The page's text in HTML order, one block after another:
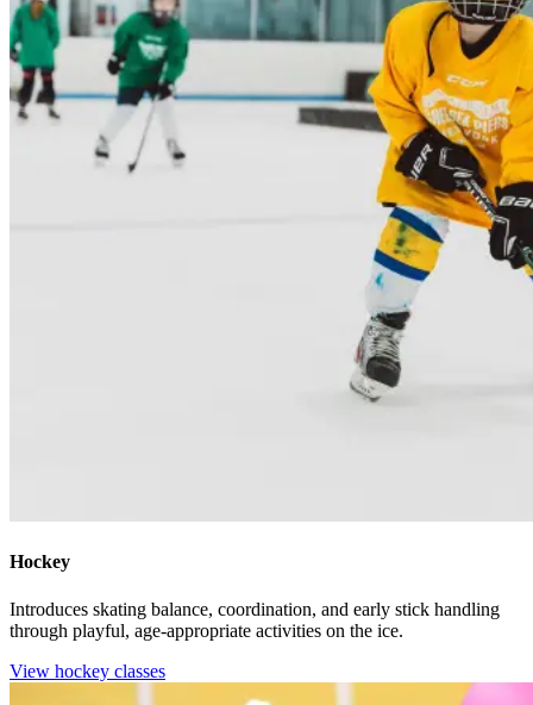
Hockey​​​​‌ ‍ ​‍​‍‌‍ ‌ ​‍‌‍‍‌‌‍‌ ‌‍‍‌‌‍ ‍​‍​‍​ ‍‍​‍​‍‌ ​ ‌‍​‌‌‍ ‍‌‍‍‌‌ ‌​‌ ‍‌​‍ ‍‌‍‍‌‌‍ ​‍​‍​‍ ​​‍​‍‌‍‍​‌ ​‍‌‍‌‌‌‍‌‍​‍​‍​ ‍‍​‍​‍‌‍‍​‌ ‌​‌ ‌​‌ ​​‌ ​ ​ ‍‍​‍ ​‍ ‌‍​ ‌‍‍​‌‍‌‌‌‍ ​‌ ​ ‌‍‌‌‌‍​‌‌ ​​‌‍‍‌‌‍‌‌‌ ​‍‌ ​ ​‍ ‍‌ ​ ‌‍​‌‌‍ ‍‌‍‍‌‌ ‌​‌ ‍‌​‍ ‍‌ ​ ‌ ‌​‌ ‌‌‌‍‌​‌‍‍‌‌‍ ​‍ ‌‍‍‌‌‍ ‍‌ ‌​‌‍‌‌‌‍ ‍‌ ‌​​‍ ‌‍‌‌‌‍‌​‌‍‍‌‌ ‌​​‍ ‌‍ ‌‌‍ ‌‍‌​‌‍‌‌​ ‌‌ ​​‌ ​‍‌‍‌‌‌ ​ ‌‍‌‌‌‍ ‍‌ ‌​‌‍​‌‌ ‌​‌‍‍‌‌‍ ‌‍ ‍​ ‍ ‌‍‍‌‌‍‌​​ ‌​ ‍‌​ ‍‌​ ​​​ ‍‌‌‍‌‌​ ‌‌‌‍‌​​ ‌‌​‍ ‌‌‍‌‍​ ​‍‌‍​‌​ ‍‌​‍ ‌​ ‌​​ ‍​‌‍‌‍‌‍​ ​‍ ‌‌‍​‌​ ‌ ​ ‍​​ ‌‌​‍ ‌‌‍​‍​ ‌‌‌‍‌​​ ‌ ​ ‌ ​ ​‍​ ‌‌​ ‌‍​ ‍​​ ​‌​ ​‌‌‍​‍​ ‍ ‌ ‌​‌ ‍‌‌ ​​‌‍‌‌​ ‌‌ ‌‍‌‍‌‌‌‍ ‍‌ ‌‌‌‍‌‌‌‌​ ‌‍ ​‌ ‌‌‌‍‌ ‌‌​​‌‍​‌‌‍‌ ‌‍‌‌​ ‍ ‌ ​​‌‍​‌‌ ‌​‌‍‍​​ ‌‌ ​​‌‍​‌‌‍‌ ‌‍‌‌‌​​‍‌ ‌‌‌‍‍‌‌‍ ​‌‍‌​‌‍‌‌‌ ​‍​‍‌‌​ ‌‌‌​​‍‌‌ ‌‍‍ ‌‍‌‌‌ ‍‌​‍‌‌​ ​ ‌​‌​​‍‌‌​ ​ ‌​‌​​‍‌‌​ ​‍​ ​‍​ ​​​ ‌‌‌‍​ ​ ‍‌​ ‌ ​ ​​​ ‍‌​ ‌ ​ ‌‍​ ​‍​ ​‍​ ​‌​‍‌‌​ ​‍​ ​‍​‍‌‌​ ‌‌‌​‌​​‍ ‍‌ ‌​‌‍​‌‌‍​‍‌ ​ ​‍‌‌​ ‌‌‌​​‍‌‌ ‌‍‍ ‌‍‌‌‌ ‍‌​‍‌‌​ ​ ‌​‌​​‍‌‌​ ​ ‌​‌​​‍‌‌​ ​‍​ ​‍‌‍‌‌‌‍‌​​ ‌‍‌‍‌​​ ​​​ ​‌​ ‌‌​ ​‍‌‍​‍​ ‌ ‌‍‌‌​ ​‌​‍‌‌​ ​‍​ ​‍​‍‌‌​ ‌‌‌​‌​​‍ ‍‌‍​ ‌‍ ‌‍ ‍‌ ‌​‌‍‌‌‌‍ ‍‌ ‌​​‍‌‌​ ‌‌‌​​‍‌‌ ‌‍‍ ‌‍‌‌‌ ‍‌​‍‌‌​ ​ ‌​‌​​‍‌‌​ ​ ‌​‌​​‍‌‌​ ​‍​ ​‍​ ‌ ​ ‌​​ ​‍​ ‌‍​ ‌‌‌‍​ ​ ‍‌​ ​‌​ ‍​​ ​‍​ ​ ​ ‌ ​ ‌​‌‍​ ​ ‌​‌‍‌‌​ ​‍‌‍​‍‌‍​ ​ ‌‌‌‍‌​‌‍‌​​ ‌ ‌‍​ ​ ​ ​ ‌ ‌‍‌‌​ ‍​​ ‌ ​ ‍​​ ‌​​ ​‍​‍‌‌​ ​‍​ ​‍​‍‌‌​ ‌‌‌​‌​​‍ ‍‌ ‌​‌‍‍‌‌ ‌​‌‍ ​‌‍‌‌​ ‌‍​‍‌‍​‌‌ ​ ‌‍‌‌‌‌‌‌‌ ​‍‌‍ ​​ ‌‌‍‍​‌ ‌​‌ ‌​‌ ​​‌ ​ ​‍‌‌​ ​ ‌​​‌​‍‌‌​ ​‍‌​‌‍​‍‌‌​ ​‍‌​‌‍‌‍​ ‌‍‍​‌‍‌‌‌‍ ​‌ ​ ‌‍‌‌‌‍​‌‌ ​​‌‍‍‌‌‍‌‌‌ ​‍‌ ​ ​‍ ‍‌ ​ ‌‍​‌‌‍ ‍‌‍‍‌‌ ‌​‌ ‍‌​‍ ‍‌ ​ ‌ ‌​‌ ‌‌‌‍‌​‌‍‍‌‌‍ ​‍‌‍‌‍‍‌‌‍‌​​ ‌​ ‍‌​ ‍‌​ ​​​ ‍‌‌‍‌‌​ ‌‌‌‍‌​​ ‌‌​‍ ‌‌‍‌‍​ ​‍‌‍​‌​ ‍‌​‍ ‌​ ‌​​ ‍​‌‍‌‍‌‍​ ​‍ ‌‌‍​‌​ ‌ ​ ‍​​ ‌‌​‍ ‌‌‍​‍​ ‌‌‌‍‌​​ ‌ ​ ‌ ​ ​‍​ ‌‌​ ‌‍​ ‍​​ ​‌​ ​‌‌‍​‍​‍‌‍‌ ‌​‌ ‍‌‌ ​​‌‍‌‌​ ‌‌ ‌‍‌‍‌‌‌‍ ‍‌ ‌‌‌‍‌‌‌‌​ ‌‍ ​‌ ‌‌‌‍‌ ‌‌​​‌‍​‌‌‍‌ ‌‍‌‌​‍‌‍‌ ​​‌‍​‌‌ ‌​‌‍‍​​ ‌‌ ​​‌‍​‌‌‍‌ ‌‍‌‌‌​​‍‌ ‌‌‌‍‍‌‌‍ ​‌‍‌​‌‍‌‌‌ ​‍​‍‌‌​ ‌‌‌​​‍‌‌ ‌‍‍ ‌‍‌‌‌ ‍‌​‍‌‌​ ​ ‌​‌​​‍‌‌​ ​ ‌​‌​​‍‌‌​ ​‍​ ​‍​ ​​​ ‌‌‌‍​ ​ ‍‌​ ‌ ​ ​​​ ‍‌​ ‌ ​ ‌‍​ ​‍​ ​‍​ ​‌​‍‌‌​ ​‍​ ​‍​‍‌‌​ ‌‌‌​‌​​‍ ‍‌ ‌​‌‍​‌‌‍​‍‌ ​ ​‍‌‌​ ‌‌‌​​‍‌‌ ‌‍‍ ‌‍‌‌‌ ‍‌​‍‌‌​ ​ ‌​‌​​‍‌‌​ ​ ‌​‌​​‍‌‌​ ​‍​ ​‍‌‍‌‌‌‍‌​​ ‌‍‌‍‌​​ ​​​ ​‌​ ‌‌​ ​‍‌‍​‍​ ‌ ‌‍‌‌​ ​‌​‍‌‌​ ​‍​ ​‍​‍‌‌​ ‌‌‌​‌​​‍ ‍‌‍​ ‌‍ ‌‍ ‍‌ ‌​‌‍‌‌‌‍ ‍‌ ‌​​‍‌‌​ ‌‌‌​​‍‌‌ ‌‍‍ ‌‍‌‌‌ ‍‌​‍‌‌​ ​ ‌​‌​​‍‌‌​ ​ ‌​‌​​‍‌‌​ ​‍​ ​‍​ ‌ ​ ‌​​ ​‍​ ‌‍​ ‌‌‌‍​ ​ ‍‌​ ​‌​ ‍​​ ​‍​ ​ ​ ‌ ​ ‌​‌‍​ ​ ‌​‌‍‌‌​ ​‍‌‍​‍‌‍​ ​ ‌‌‌‍‌​‌‍‌​​ ‌ ‌‍​ ​ ​ ​ ‌ ‌‍‌‌​ ‍​​ ‌ ​ ‍​​ ‌​​ ​‍​‍‌‌​ ​‍​ ​‍​‍‌‌​ ‌‌‌​‌​​‍ ‍‌ ‌​‌‍‍‌‌ ‌​‌‍ ​‌‍‌‌​‍‌‍‌ ​​‌‍‌‌‌ ​‍‌ ​ ‌ ​​‌‍‌‌‌‍​ ‌ ‌​‌‍‍‌‌ ‌‍‌‍‌‌​ ‌‌ ​​‌ ‌‌‌‍​‍‌‍ ​‌‍‍‌‌ ​ ‌‍‍​‌‍‌‌‌‍‌​​‍​‍‌ ‌
Introduces skating balance, coordination, and early stick handling
through playful, age-appropriate activities on the ice.​​​​‌ ‍ ​‍​‍‌‍ ‌ ​‍‌‍‍‌‌‍‌ ‌‍‍‌‌‍ ‍​‍​‍​ ‍‍​‍​‍‌ ​ ‌‍​‌‌‍ ‍‌‍‍‌‌ ‌​‌ ‍‌​‍ ‍‌‍‍‌‌‍ ​‍​‍​‍ ​​‍​‍‌‍‍​‌ ​‍‌‍‌‌‌‍‌‍​‍​‍​ ‍‍​‍​‍‌‍‍​‌ ‌​‌ ‌​‌ ​​‌ ​ ​ ‍‍​‍ ​‍ ‌‍​ ‌‍‍​‌‍‌‌‌‍ ​‌ ​ ‌‍‌‌‌‍​‌‌ ​​‌‍‍‌‌‍‌‌‌ ​‍‌ ​ ​‍ ‍‌ ​ ‌‍​‌‌‍ ‍‌‍‍‌‌ ‌​‌ ‍‌​‍ ‍‌ ​ ‌ ‌​‌ ‌‌‌‍‌​‌‍‍‌‌‍ ​‍ ‌‍‍‌‌‍ ‍‌ ‌​‌‍‌‌‌‍ ‍‌ ‌​​‍ ‌‍‌‌‌‍‌​‌‍‍‌‌ ‌​​‍ ‌‍ ‌‌‍ ‌‍‌​‌‍‌‌​ ‌‌ ​​‌ ​‍‌‍‌‌‌ ​ ‌‍‌‌‌‍ ‍‌ ‌​‌‍​‌‌ ‌​‌‍‍‌‌‍ ‌‍ ‍​ ‍ ‌‍‍‌‌‍‌​​ ‌​ ‍‌​ ‍‌​ ​​​ ‍‌‌‍‌‌​ ‌‌‌‍‌​​ ‌‌​‍ ‌‌‍‌‍​ ​‍‌‍​‌​ ‍‌​‍ ‌​ ‌​​ ‍​‌‍‌‍‌‍​ ​‍ ‌‌‍​‌​ ‌ ​ ‍​​ ‌‌​‍ ‌‌‍​‍​ ‌‌‌‍‌​​ ‌ ​ ‌ ​ ​‍​ ‌‌​ ‌‍​ ‍​​ ​‌​ ​‌‌‍​‍​ ‍ ‌ ‌​‌ ‍‌‌ ​​‌‍‌‌​ ‌‌ ‌‍‌‍‌‌‌‍ ‍‌ ‌‌‌‍‌‌‌‌​ ‌‍ ​‌ ‌‌‌‍‌ ‌‌​​‌‍​‌‌‍‌ ‌‍‌‌​ ‍ ‌ ​​‌‍​‌‌ ‌​‌‍‍​​ ‌‌ ​​‌‍​‌‌‍‌ ‌‍‌‌‌​​‍‌ ‌‌‌‍‍‌‌‍ ​‌‍‌​‌‍‌‌‌ ​‍​‍‌‌​ ‌‌‌​​‍‌‌ ‌‍‍ ‌‍‌‌‌ ‍‌​‍‌‌​ ​ ‌​‌​​‍‌‌​ ​ ‌​‌​​‍‌‌​ ​‍​ ​‍​ ​​​ ‌‌‌‍​ ​ ‍‌​ ‌ ​ ​​​ ‍‌​ ‌ ​ ‌‍​ ​‍​ ​‍​ ​‌​‍‌‌​ ​‍​ ​‍​‍‌‌​ ‌‌‌​‌​​‍ ‍‌ ‌​‌‍​‌‌‍​‍‌ ​ ​‍‌‌​ ‌‌‌​​‍‌‌ ‌‍‍ ‌‍‌‌‌ ‍‌​‍‌‌​ ​ ‌​‌​​‍‌‌​ ​ ‌​‌​​‍‌‌​ ​‍​ ​‍‌‍‌‌‌‍‌​​ ‌‍‌‍‌​​ ​​​ ​‌​ ‌‌​ ​‍‌‍​‍​ ‌ ‌‍‌‌​ ​‌​‍‌‌​ ​‍​ ​‍​‍‌‌​ ‌‌‌​‌​​‍ ‍‌‍​ ‌‍ ‌‍ ‍‌ ‌​‌‍‌‌‌‍ ‍‌ ‌​​‍‌‌​ ‌‌‌​​‍‌‌ ‌‍‍ ‌‍‌‌‌ ‍‌​‍‌‌​ ​ ‌​‌​​‍‌‌​ ​ ‌​‌​​‍‌‌​ ​‍​ ​‍​ ‌ ​ ‌​​ ​‍​ ‌‍​ ‌‌‌‍​ ​ ‍‌​ ​‌​ ‍​​ ​‍​ ​ ​ ‌ ​ ‌​‌‍​ ​ ‌​‌‍‌‌​ ​‍‌‍​‍‌‍​ ​ ‌‌‌‍‌​‌‍‌​​ ‌ ‌‍​ ​ ​ ​ ‌ ‌‍‌‌​ ‍​​ ‌ ​ ‍​​ ‌​​ ​‍​‍‌‌​ ​‍​ ​‍​‍‌‌​ ‌‌‌​‌​​‍ ‍‌ ​‍‌‍‍‌‌‍​ ‌‍‍​‌‌‌​‌‍‌‌‌ ‍​‌ ‌​​‍‌‌​ ‌‌‌​​‍‌‌ ‌‍‍ ‌‍‌‌‌ ‍‌​‍‌‌​ ​ ‌​‌​​‍‌‌​ ​ ‌​‌​​‍‌‌​ ​‍​ ​‍‌‍​‌​ ​‍​ ‌​​ ​‌‌‍‌‍‌‍​‌​ ​​‌‍‌‌​ ‌‌‌‍‌​‌‍‌​‌‍​‍​‍‌‌​ ​‍​ ​‍​‍‌‌​ ‌‌‌​‌​​‍ ‍‌‍​ ‌‍‍​‌‍‍‌‌‍ ​‌‍‌​‌ ​‍‌‍‌‌‌‍ ‍​‍‌‌​ ‌‌‌​​‍‌‌ ‌‍‍ ‌‍‌‌‌ ‍‌​‍‌‌​ ​ ‌​‌​​‍‌‌​ ​ ‌​‌​​‍‌‌​ ​‍​ ​‍‌‍‌​‌‍‌​​ ‌‍​ ‌‍‌‍​‍‌‍‌​​ ​ ​ ​‍‌‍​‌​ ‌‍‌‍​‍​ ‍‌​‍‌‌​ ​‍​ ​‍​‍‌‌​ ‌‌‌​‌​​‍ ‍‌ ‌​‌‍‌‌‌ ‍​‌ ‌​​ ‌‍​‍‌‍​‌‌ ​ ‌‍‌‌‌‌‌‌‌ ​‍‌‍ ​​ ‌‌‍‍​‌ ‌​‌ ‌​‌ ​​‌ ​ ​‍‌‌​ ​ ‌​​‌​‍‌‌​ ​‍‌​‌‍​‍‌‌​ ​‍‌​‌‍‌‍​ ‌‍‍​‌‍‌‌‌‍ ​‌ ​ ‌‍‌‌‌‍​‌‌ ​​‌‍‍‌‌‍‌‌‌ ​‍‌ ​ ​‍ ‍‌ ​ ‌‍​‌‌‍ ‍‌‍‍‌‌ ‌​‌ ‍‌​‍ ‍‌ ​ ‌ ‌​‌ ‌‌‌‍‌​‌‍‍‌‌‍ ​‍‌‍‌‍‍‌‌‍‌​​ ‌​ ‍‌​ ‍‌​ ​​​ ‍‌‌‍‌‌​ ‌‌‌‍‌​​ ‌‌​‍ ‌‌‍‌‍​ ​‍‌‍​‌​ ‍‌​‍ ‌​ ‌​​ ‍​‌‍‌‍‌‍​ ​‍ ‌‌‍​‌​ ‌ ​ ‍​​ ‌‌​‍ ‌‌‍​‍​ ‌‌‌‍‌​​ ‌ ​ ‌ ​ ​‍​ ‌‌​ ‌‍​ ‍​​ ​‌​ ​‌‌‍​‍​‍‌‍‌ ‌​‌ ‍‌‌ ​​‌‍‌‌​ ‌‌ ‌‍‌‍‌‌‌‍ ‍‌ ‌‌‌‍‌‌‌‌​ ‌‍ ​‌ ‌‌‌‍‌ ‌‌​​‌‍​‌‌‍‌ ‌‍‌‌​‍‌‍‌ ​​‌‍​‌‌ ‌​‌‍‍​​ ‌‌ ​​‌‍​‌‌‍‌ ‌‍‌‌‌​​‍‌ ‌‌‌‍‍‌‌‍ ​‌‍‌​‌‍‌‌‌ ​‍​‍‌‌​ ‌‌‌​​‍‌‌ ‌‍‍ ‌‍‌‌‌ ‍‌​‍‌‌​ ​ ‌​‌​​‍‌‌​ ​ ‌​‌​​‍‌‌​ ​‍​ ​‍​ ​​​ ‌‌‌‍​ ​ ‍‌​ ‌ ​ ​​​ ‍‌​ ‌ ​ ‌‍​ ​‍​ ​‍​ ​‌​‍‌‌​ ​‍​ ​‍​‍‌‌​ ‌‌‌​‌​​‍ ‍‌ ‌​‌‍​‌‌‍​‍‌ ​ ​‍‌‌​ ‌‌‌​​‍‌‌ ‌‍‍ ‌‍‌‌‌ ‍‌​‍‌‌​ ​ ‌​‌​​‍‌‌​ ​ ‌​‌​​‍‌‌​ ​‍​ ​‍‌‍‌‌‌‍‌​​ ‌‍‌‍‌​​ ​​​ ​‌​ ‌‌​ ​‍‌‍​‍​ ‌ ‌‍‌‌​ ​‌​‍‌‌​ ​‍​ ​‍​‍‌‌​ ‌‌‌​‌​​‍ ‍‌‍​ ‌‍ ‌‍ ‍‌ ‌​‌‍‌‌‌‍ ‍‌ ‌​​‍‌‌​ ‌‌‌​​‍‌‌ ‌‍‍ ‌‍‌‌‌ ‍‌​‍‌‌​ ​ ‌​‌​​‍‌‌​ ​ ‌​‌​​‍‌‌​ ​‍​ ​‍​ ‌ ​ ‌​​ ​‍​ ‌‍​ ‌‌‌‍​ ​ ‍‌​ ​‌​ ‍​​ ​‍​ ​ ​ ‌ ​ ‌​‌‍​ ​ ‌​‌‍‌‌​ ​‍‌‍​‍‌‍​ ​ ‌‌‌‍‌​‌‍‌​​ ‌ ‌‍​ ​ ​ ​ ‌ ‌‍‌‌​ ‍​​ ‌ ​ ‍​​ ‌​​ ​‍​‍‌‌​ ​‍​ ​‍​‍‌‌​ ‌‌‌​‌​​‍ ‍‌ ​‍‌‍‍‌‌‍​ ‌‍‍​‌‌‌​‌‍‌‌‌ ‍​‌ ‌​​‍‌‌​ ‌‌‌​​‍‌‌ ‌‍‍ ‌‍‌‌‌ ‍‌​‍‌‌​ ​ ‌​‌​​‍‌‌​ ​ ‌​‌​​‍‌‌​ ​‍​ ​‍‌‍​‌​ ​‍​ ‌​​ ​‌‌‍‌‍‌‍​‌​ ​​‌‍‌‌​ ‌‌‌‍‌​‌‍‌​‌‍​‍​‍‌‌​ ​‍​ ​‍​‍‌‌​ ‌‌‌​‌​​‍ ‍‌‍​ ‌‍‍​‌‍‍‌‌‍ ​‌‍‌​‌ ​‍‌‍‌‌‌‍ ‍​‍‌‌​ ‌‌‌​​‍‌‌ ‌‍‍ ‌‍‌‌‌ ‍‌​‍‌‌​ ​ ‌​‌​​‍‌‌​ ​ ‌​‌​​‍‌‌​ ​‍​ ​‍‌‍‌​‌‍‌​​ ‌‍​ ‌‍‌‍​‍‌‍‌​​ ​ ​ ​‍‌‍​‌​ ‌‍‌‍​‍​ ‍‌​‍‌‌​ ​‍​ ​‍​‍‌‌​ ‌‌‌​‌​​‍ ‍‌ ‌​‌‍‌‌‌ ‍​‌ ‌​​‍‌‍‌ ​​‌‍‌‌‌ ​‍‌ ​ ‌ ​​‌‍‌‌‌‍​ ‌ ‌​‌‍‍‌‌ ‌‍‌‍‌‌​ ‌‌ ​​‌ ‌‌‌‍​‍‌‍ ​‌‍‍‌‌ ​ ‌‍‍​‌‍‌‌‌‍‌​​‍​‍‌ ‌
View hockey classes​​​​‌ ‍ ​‍​‍‌‍ ‌ ​‍‌‍‍‌‌‍‌ ‌‍‍‌‌‍ ‍​‍​‍​ ‍‍​‍​‍‌ ​ ‌‍​‌‌‍ ‍‌‍‍‌‌ ‌​‌ ‍‌​‍ ‍‌‍‍‌‌‍ ​‍​‍​‍ ​​‍​‍‌‍‍​‌ ​‍‌‍‌‌‌‍‌‍​‍​‍​ ‍‍​‍​‍‌‍‍​‌ ‌​‌ ‌​‌ ​​‌ ​ ​ ‍‍​‍ ​‍ ‌‍​ ‌‍‍​‌‍‌‌‌‍ ​‌ ​ ‌‍‌‌‌‍​‌‌ ​​‌‍‍‌‌‍‌‌‌ ​‍‌ ​ ​‍ ‍‌ ​ ‌‍​‌‌‍ ‍‌‍‍‌‌ ‌​‌ ‍‌​‍ ‍‌ ​ ‌ ‌​‌ ‌‌‌‍‌​‌‍‍‌‌‍ ​‍ ‌‍‍‌‌‍ ‍‌ ‌​‌‍‌‌‌‍ ‍‌ ‌​​‍ ‌‍‌‌‌‍‌​‌‍‍‌‌ ‌​​‍ ‌‍ ‌‌‍ ‌‍‌​‌‍‌‌​ ‌‌ ​​‌ ​‍‌‍‌‌‌ ​ ‌‍‌‌‌‍ ‍‌ ‌​‌‍​‌‌ ‌​‌‍‍‌‌‍ ‌‍ ‍​ ‍ ‌‍‍‌‌‍‌​​ ‌​ ‍‌​ ‍‌​ ​​​ ‍‌‌‍‌‌​ ‌‌‌‍‌​​ ‌‌​‍ ‌‌‍‌‍​ ​‍‌‍​‌​ ‍‌​‍ ‌​ ‌​​ ‍​‌‍‌‍‌‍​ ​‍ ‌‌‍​‌​ ‌ ​ ‍​​ ‌‌​‍ ‌‌‍​‍​ ‌‌‌‍‌​​ ‌ ​ ‌ ​ ​‍​ ‌‌​ ‌‍​ ‍​​ ​‌​ ​‌‌‍​‍​ ‍ ‌ ‌​‌ ‍‌‌ ​​‌‍‌‌​ ‌‌ ‌‍‌‍‌‌‌‍ ‍‌ ‌‌‌‍‌‌‌‌​ ‌‍ ​‌ ‌‌‌‍‌ ‌‌​​‌‍​‌‌‍‌ ‌‍‌‌​ ‍ ‌ ​​‌‍​‌‌ ‌​‌‍‍​​ ‌‌ ​​‌‍​‌‌‍‌ ‌‍‌‌‌​​‍‌ ‌‌‌‍‍‌‌‍ ​‌‍‌​‌‍‌‌‌ ​‍​‍‌‌​ ‌‌‌​​‍‌‌ ‌‍‍ ‌‍‌‌‌ ‍‌​‍‌‌​ ​ ‌​‌​​‍‌‌​ ​ ‌​‌​​‍‌‌​ ​‍​ ​‍​ ​​​ ‌‌‌‍​ ​ ‍‌​ ‌ ​ ​​​ ‍‌​ ‌ ​ ‌‍​ ​‍​ ​‍​ ​‌​‍‌‌​ ​‍​ ​‍​‍‌‌​ ‌‌‌​‌​​‍ ‍‌ ‌​‌‍​‌‌‍​‍‌ ​ ​‍‌‌​ ‌‌‌​​‍‌‌ ‌‍‍ ‌‍‌‌‌ ‍‌​‍‌‌​ ​ ‌​‌​​‍‌‌​ ​ ‌​‌​​‍‌‌​ ​‍​ ​‍‌‍‌‌‌‍‌​​ ‌‍‌‍‌​​ ​​​ ​‌​ ‌‌​ ​‍‌‍​‍​ ‌ ‌‍‌‌​ ​‌​‍‌‌​ ​‍​ ​‍​‍‌‌​ ‌‌‌​‌​​‍ ‍‌‍​ ‌‍ ‌‍ ‍‌ ‌​‌‍‌‌‌‍ ‍‌ ‌​​‍‌‌​ ‌‌‌​​‍‌‌ ‌‍‍ ‌‍‌‌‌ ‍‌​‍‌‌​ ​ ‌​‌​​‍‌‌​ ​ ‌​‌​​‍‌‌​ ​‍​ ​‍​ ‌ ​ ‌​​ ​‍​ ‌‍​ ‌‌‌‍​ ​ ‍‌​ ​‌​ ‍​​ ​‍​ ​ ​ ‌ ​ ‌​‌‍​ ​ ‌​‌‍‌‌​ ​‍‌‍​‍‌‍​ ​ ‌‌‌‍‌​‌‍‌​​ ‌ ‌‍​ ​ ​ ​ ‌ ‌‍‌‌​ ‍​​ ‌ ​ ‍​​ ‌​​ ​‍​‍‌‌​ ​‍​ ​‍​‍‌‌​ ‌‌‌​‌​​‍ ‍‌‍​‍‌ ‌‌‌ ‌​‌ ‌​‌‍ ‌‍ ‍‌ ​ ​‍‌‌​ ‌‌‌​​‍‌‌ ‌‍‍ ‌‍‌‌‌ ‍‌​‍‌‌​ ​ ‌​‌​​‍‌‌​ ​ ‌​‌​​‍‌‌​ ​‍​ ​‍​ ‍​​ ‌​​ ​‌‌‍‌‌​ ‌​​ ​ ​ ‌ ‌‍​‌​ ​​‌‍‌​​ ‍​​ ‌​​‍‌‌​ ​‍​ ​‍​‍‌‌​ ‌‌‌​‌​​‍ ‍‌ ‌​‌‍‌‌‌ ‍​‌ ‌​​ ‌‍​‍‌‍​‌‌ ​ ‌‍‌‌‌‌‌‌‌ ​‍‌‍ ​​ ‌‌‍‍​‌ ‌​‌ ‌​‌ ​​‌ ​ ​‍‌‌​ ​ ‌​​‌​‍‌‌​ ​‍‌​‌‍​‍‌‌​ ​‍‌​‌‍‌‍​ ‌‍‍​‌‍‌‌‌‍ ​‌ ​ ‌‍‌‌‌‍​‌‌ ​​‌‍‍‌‌‍‌‌‌ ​‍‌ ​ ​‍ ‍‌ ​ ‌‍​‌‌‍ ‍‌‍‍‌‌ ‌​‌ ‍‌​‍ ‍‌ ​ ‌ ‌​‌ ‌‌‌‍‌​‌‍‍‌‌‍ ​‍‌‍‌‍‍‌‌‍‌​​ ‌​ ‍‌​ ‍‌​ ​​​ ‍‌‌‍‌‌​ ‌‌‌‍‌​​ ‌‌​‍ ‌‌‍‌‍​ ​‍‌‍​‌​ ‍‌​‍ ‌​ ‌​​ ‍​‌‍‌‍‌‍​ ​‍ ‌‌‍​‌​ ‌ ​ ‍​​ ‌‌​‍ ‌‌‍​‍​ ‌‌‌‍‌​​ ‌ ​ ‌ ​ ​‍​ ‌‌​ ‌‍​ ‍​​ ​‌​ ​‌‌‍​‍​‍‌‍‌ ‌​‌ ‍‌‌ ​​‌‍‌‌​ ‌‌ ‌‍‌‍‌‌‌‍ ‍‌ ‌‌‌‍‌‌‌‌​ ‌‍ ​‌ ‌‌‌‍‌ ‌‌​​‌‍​‌‌‍‌ ‌‍‌‌​‍‌‍‌ ​​‌‍​‌‌ ‌​‌‍‍​​ ‌‌ ​​‌‍​‌‌‍‌ ‌‍‌‌‌​​‍‌ ‌‌‌‍‍‌‌‍ ​‌‍‌​‌‍‌‌‌ ​‍​‍‌‌​ ‌‌‌​​‍‌‌ ‌‍‍ ‌‍‌‌‌ ‍‌​‍‌‌​ ​ ‌​‌​​‍‌‌​ ​ ‌​‌​​‍‌‌​ ​‍​ ​‍​ ​​​ ‌‌‌‍​ ​ ‍‌​ ‌ ​ ​​​ ‍‌​ ‌ ​ ‌‍​ ​‍​ ​‍​ ​‌​‍‌‌​ ​‍​ ​‍​‍‌‌​ ‌‌‌​‌​​‍ ‍‌ ‌​‌‍​‌‌‍​‍‌ ​ ​‍‌‌​ ‌‌‌​​‍‌‌ ‌‍‍ ‌‍‌‌‌ ‍‌​‍‌‌​ ​ ‌​‌​​‍‌‌​ ​ ‌​‌​​‍‌‌​ ​‍​ ​‍‌‍‌‌‌‍‌​​ ‌‍‌‍‌​​ ​​​ ​‌​ ‌‌​ ​‍‌‍​‍​ ‌ ‌‍‌‌​ ​‌​‍‌‌​ ​‍​ ​‍​‍‌‌​ ‌‌‌​‌​​‍ ‍‌‍​ ‌‍ ‌‍ ‍‌ ‌​‌‍‌‌‌‍ ‍‌ ‌​​‍‌‌​ ‌‌‌​​‍‌‌ ‌‍‍ ‌‍‌‌‌ ‍‌​‍‌‌​ ​ ‌​‌​​‍‌‌​ ​ ‌​‌​​‍‌‌​ ​‍​ ​‍​ ‌ ​ ‌​​ ​‍​ ‌‍​ ‌‌‌‍​ ​ ‍‌​ ​‌​ ‍​​ ​‍​ ​ ​ ‌ ​ ‌​‌‍​ ​ ‌​‌‍‌‌​ ​‍‌‍​‍‌‍​ ​ ‌‌‌‍‌​‌‍‌​​ ‌ ‌‍​ ​ ​ ​ ‌ ‌‍‌‌​ ‍​​ ‌ ​ ‍​​ ‌​​ ​‍​‍‌‌​ ​‍​ ​‍​‍‌‌​ ‌‌‌​‌​​‍ ‍‌‍​‍‌ ‌‌‌ ‌​‌ ‌​‌‍ ‌‍ ‍‌ ​ ​‍‌‌​ ‌‌‌​​‍‌‌ ‌‍‍ ‌‍‌‌‌ ‍‌​‍‌‌​ ​ ‌​‌​​‍‌‌​ ​ ‌​‌​​‍‌‌​ ​‍​ ​‍​ ‍​​ ‌​​ ​‌‌‍‌‌​ ‌​​ ​ ​ ‌ ‌‍​‌​ ​​‌‍‌​​ ‍​​ ‌​​‍‌‌​ ​‍​ ​‍​‍‌‌​ ‌‌‌​‌​​‍ ‍‌ ‌​‌‍‌‌‌ ‍​‌ ‌​​‍‌‍‌ ​​‌‍‌‌‌ ​‍‌ ​ ‌ ​​‌‍‌‌‌‍​ ‌ ‌​‌‍‍‌‌ ‌‍‌‍‌‌​ ‌‌ ​​‌ ‌‌‌‍​‍‌‍ ​‌‍‍‌‌ ​ ‌‍‍​‌‍‌‌‌‍‌​​‍​‍‌ ‌